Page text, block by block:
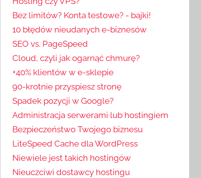
Bez limitów? Konta testowe? - bajki!
10 błędów nieudanych e-biznesów
SEO vs. PageSpeed
Cloud, czyli jak ogarnąć chmurę?
+40% klientów w e-sklepie
90-krotnie przyspiesz stronę
Spadek pozycji w Google?
Administracja serwerami lub hostingiem
Bezpieczeństwo Twojego biznesu
LiteSpeed Cache dla WordPress
Niewiele jest takich hostingów
Nieuczciwi dostawcy hostingu